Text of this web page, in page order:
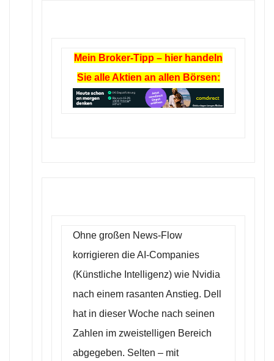
Mein Broker-Tipp – hier handeln
Sie alle Aktien an allen Börsen:
Ohne großen News-Flow
korrigieren die AI-Companies
(Künstliche Intelligenz) wie Nvidia
nach einem rasanten Anstieg. Dell
hat in dieser Woche nach seinen
Zahlen im zweistelligen Bereich
abgegeben. Selten – mit